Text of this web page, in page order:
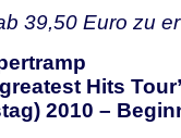
39,50 Euro zu
Hits
2010 –